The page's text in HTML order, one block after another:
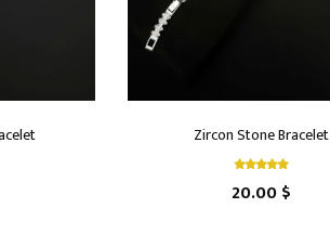
Zircon Stone Bracelet
20.00 $